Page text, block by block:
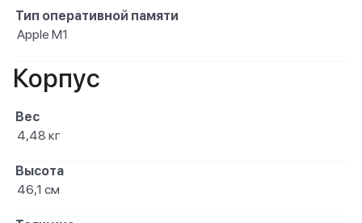
Тип оперативной памяти
Apple M1
Корпус
Вес
4,48 кг
Высота
46,1 см